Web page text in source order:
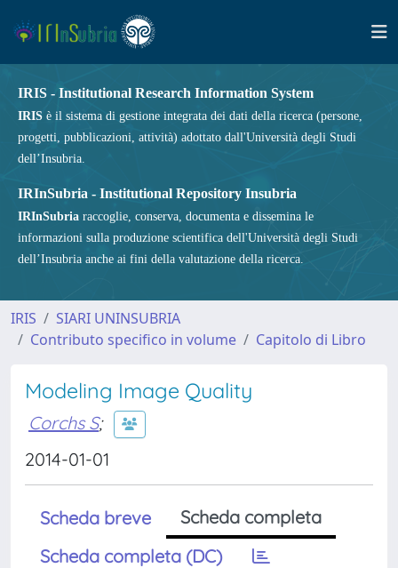
IRIS - Institutional Research Information System
IRIS è il sistema di gestione integrata dei dati della ricerca (persone,
progetti, pubblicazioni, attività) adottato dall'Università degli Studi
dell’Insubria.
IRInSubria - Institutional Repository Insubria
IRInSubria raccoglie, conserva, documenta e dissemina le
informazioni sulla produzione scientifica dell'Università degli Studi
dell’Insubria anche ai fini della valutazione della ricerca.
IRIS
SIARI UNINSUBRIA
Contributo specifico in volume
Capitolo di Libro
Modeling Image Quality
Corchs S;
2014-01-01
Scheda breve
Scheda completa
Scheda completa (DC)